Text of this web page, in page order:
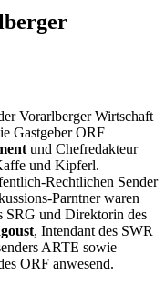
Vorarlberger Wirtschaft
Gastgeber ORF
und Chefredakteur
und Kipferl.
Rechtlichen Sender
Parntner waren
SRG und Direktorin des
, Intendant des SWR
ARTE sowie
ORF anwesend.